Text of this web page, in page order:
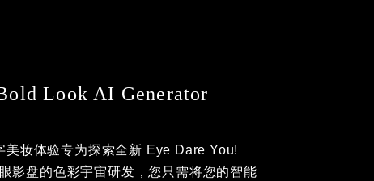
Look AI Generator
美妆体验专为探索全新 Eye Dare You!
影盘的色彩宇宙研发，您只需将您的智能